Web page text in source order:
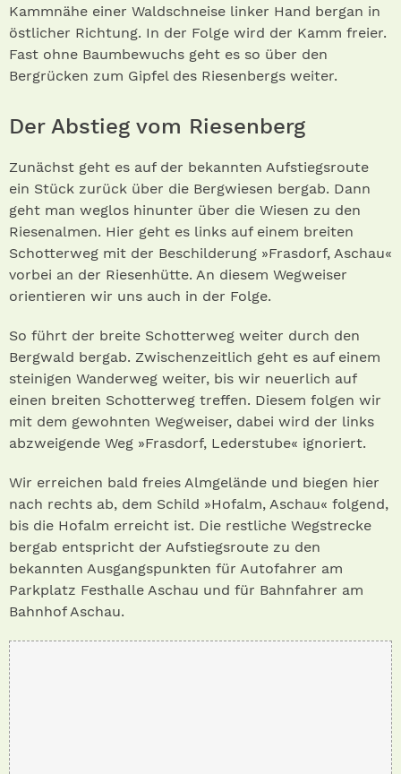
Kammnähe einer Waldschneise linker Hand bergan in
östlicher Richtung. In der Folge wird der Kamm freier.
Fast ohne Baumbewuchs geht es so über den
Bergrücken zum Gipfel des Riesenbergs weiter.
Der Abstieg vom Riesenberg
Zunächst geht es auf der bekannten Aufstiegsroute
ein Stück zurück über die Bergwiesen bergab. Dann
geht man weglos hinunter über die Wiesen zu den
Riesenalmen. Hier geht es links auf einem breiten
Schotterweg mit der Beschilderung »Frasdorf, Aschau«
vorbei an der Riesenhütte. An diesem Wegweiser
orientieren wir uns auch in der Folge.
So führt der breite Schotterweg weiter durch den
Bergwald bergab. Zwischenzeitlich geht es auf einem
steinigen Wanderweg weiter, bis wir neuerlich auf
einen breiten Schotterweg treffen. Diesem folgen wir
mit dem gewohnten Wegweiser, dabei wird der links
abzweigende Weg »Frasdorf, Lederstube« ignoriert.
Wir erreichen bald freies Almgelände und biegen hier
nach rechts ab, dem Schild »Hofalm, Aschau« folgend,
bis die Hofalm erreicht ist. Die restliche Wegstrecke
bergab entspricht der Aufstiegsroute zu den
bekannten Ausgangspunkten für Autofahrer am
Parkplatz Festhalle Aschau und für Bahnfahrer am
Bahnhof Aschau.